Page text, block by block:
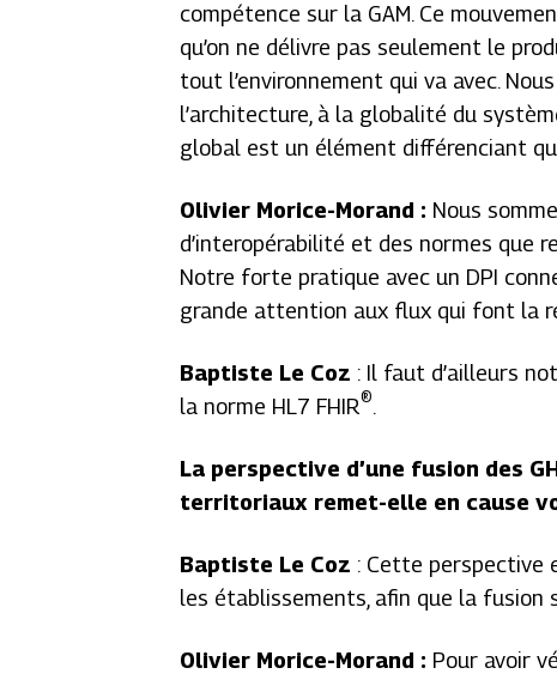
compétence sur la GAM. Ce
qu’on ne délivre pas seulement le
tout l’environnement qui va avec.
l’architecture, à la globalité du
global est un élément différenciant
Olivier Morice-Morand : Nous
d’interopérabilité et des normes que
Notre forte pratique avec un DPI
grande attention aux flux qui font la
Baptiste Le Coz : Il faut d’ailleurs
la norme HL7 FHIR®.
La perspective d’une fusion des
territoriaux remet-elle en cause
Baptiste Le Coz : Cette perspective
les établissements, afin que la
Olivier Morice-Morand : Pour avoir